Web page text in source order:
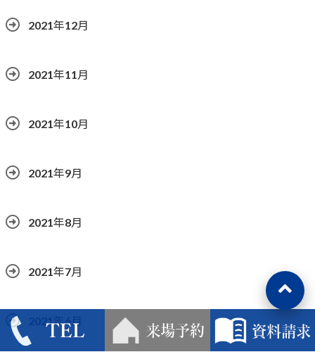
2021年12月
2021年11月
2021年10月
2021年9月
2021年8月
2021年7月
2021年6月